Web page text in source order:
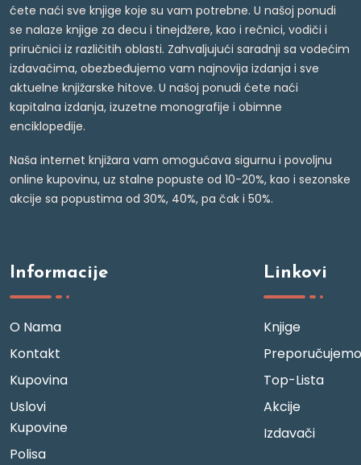
ćete naći sve knjige koje su vam potrebne. U našoj ponudi
se nalaze knjige za decu i tinejdžere, kao i rečnici, vodiči i
priručnici iz različitih oblasti. Zahvaljujući saradnji sa vodećim
izdavačima, obezbeđujemo vam najnovija izdanja i sve
aktuelne knjižarske hitove. U našoj ponudi ćete naći
kapitalna izdanja, izuzetne monografije i obimne
enciklopedije.
Naša internet knjižara vam omogućava sigurnu i povoljnu
online kupovinu, uz stalne popuste od 10-20%, kao i sezonske
akcije sa popustima od 30%, 40%, pa čak i 50%.
Informacije
O Nama
Kontakt
Kupovina
Uslovi
Kupovine
Polisa
Linkovi
Knjige
Preporučujemo
Top-Lista
Akcije
Izdavači